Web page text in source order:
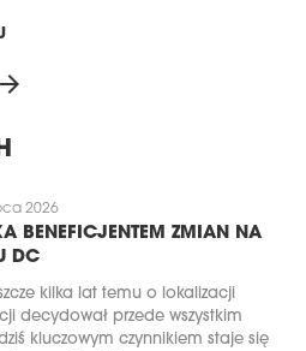
arrow_forward
2026
BENEFICJENTEM ZMIAN NA
DC
kilka lat temu o lokalizacji
decydował przede wszystkim
kluczowym czynnikiem staje się